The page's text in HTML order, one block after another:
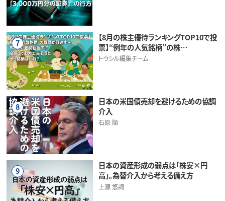
7
【8月の株主優待ランキングTOP10で投
票】“例年の人気銘柄”の株…
トウシル編集チーム
8
日本の米国債売却を避けるための協調
介入
石原 順
9
日本の資産形成の弱点は「株安×円
高」。為替介入から考える備え方
上源 悠詞